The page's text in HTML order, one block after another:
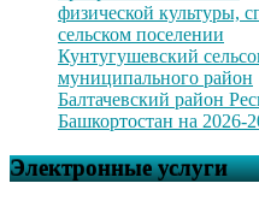
физической культуры,
сельском поселении
Кунтугушевский
муниципального район
Балтачевский район
Башкортостан на 2026-
Электронные услуги